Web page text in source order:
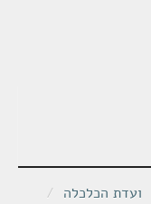
ועדת הכלכלה /